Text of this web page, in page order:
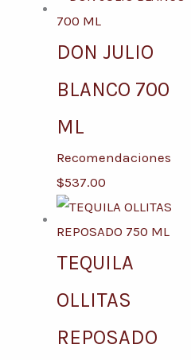
DON JULIO
BLANCO 700
ML
Recomendaciones
$537.00
TEQUILA
OLLITAS
REPOSADO